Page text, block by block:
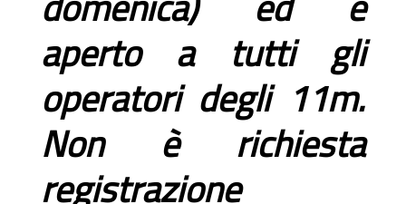
aperto a tutti gli
operatori degli 11m.
Non è richiesta
registrazione